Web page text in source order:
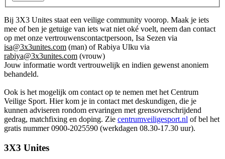
Bij 3X3 Unites staat een veilige community voorop. Maak je iets
mee of ben je getuige van iets wat niet oké voelt, neem dan contact
op met onze vertrouwenscontactpersoon, Isa Sezen via
isa@3x3unites.com (man) of Rabiya Ulku via
rabiya@3x3unites.com (vrouw)
Jouw informatie wordt vertrouwelijk en indien gewenst anoniem
behandeld.
Ook is het mogelijk om contact op te nemen met het Centrum
Veilige Sport. Hier kom je in contact met deskundigen, die je
kunnen adviseren rondom ervaringen met grensoverschrijdend
gedrag, matchfixing en doping. Zie centrumveiligesport.nl of bel het
gratis nummer 0900-2025590 (werkdagen 08.30-17.30 uur).
3X3 Unites